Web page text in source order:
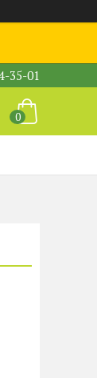
35-01